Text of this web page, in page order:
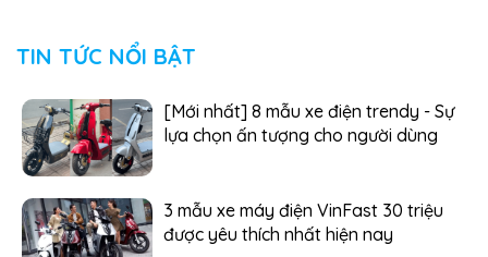
TIN TỨC NỔI BẬT
[Mới nhất] 8 mẫu xe điện trendy - Sự
lựa chọn ấn tượng cho người dùng
3 mẫu xe máy điện VinFast 30 triệu
được yêu thích nhất hiện nay